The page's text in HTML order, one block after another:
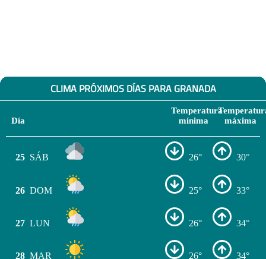
CLIMA PRÓXIMOS DÍAS PARA GRANADA
Día
Temperatura
mínima
máxima
25 SÁB 26° 30°
26 DOM 25° 33°
27 LUN 26° 34°
28 MAR 26° 34°